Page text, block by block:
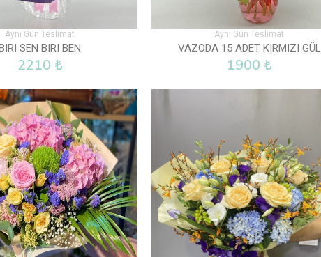
Aynı Gün Teslimat
BIRI SEN BIRI BEN
2210 ₺
Aynı Gün Teslimat
VAZODA 15 ADET KIRMIZI GÜL
1900 ₺